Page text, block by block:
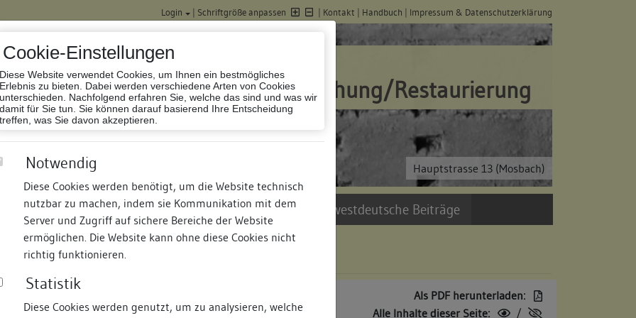
Cookie-Einstellungen
Diese Website verwendet Cookies, um Ihnen ein bestmögliches
Erlebnis zu bieten. Dabei werden verschiedene Arten von Cookies
unterschieden. Nachfolgend erfahren Sie, welche das sind und was wir
damit für Sie tun. Sie können darauf basierend Ihre Entscheidung
treffen, was Sie davon akzeptieren.
Notwendig
Diese Cookies werden benötigt, um die Website technisch
nutzbar zu machen, indem sie Kommunikation mit dem
Server und Zugriff auf sichere Bereiche der Website
ermöglichen. Die Website kann ohne diese Cookies nicht
richtig funktionieren.
Statistik
Diese Cookies werden genutzt, um zu analysieren, welche
Login | Schriftgröße anpassen | Kontakt | Handbuch | Impressum & Datenschutzerklärung
Hauptstrasse 13 (Mosbach)
Datenbank Bauforschung/Restaurierung
Termine Suche Freie Bauforscher:innen Südwestdeutsche Beiträge
Als PDF herunterladen:
Alle Inhalte dieser Seite:
/